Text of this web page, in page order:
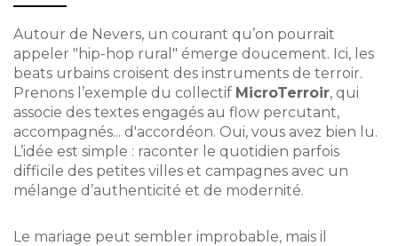
Autour de Nevers, un courant qu’on pourrait
appeler "hip-hop rural" émerge doucement. Ici, les
beats urbains croisent des instruments de terroir.
Prenons l’exemple du collectif MicroTerroir, qui
associe des textes engagés au flow percutant,
accompagnés... d'accordéon. Oui, vous avez bien lu.
L’idée est simple : raconter le quotidien parfois
difficile des petites villes et campagnes avec un
mélange d’authenticité et de modernité.
Le mariage peut sembler improbable, mais il